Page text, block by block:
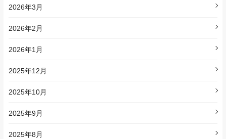
2026年3月
2026年2月
2026年1月
2025年12月
2025年10月
2025年9月
2025年8月